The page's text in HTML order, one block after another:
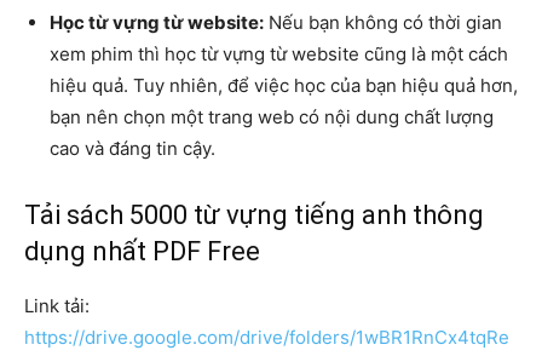
Học từ vựng từ website: Nếu bạn không có thời gian
xem phim thì học từ vựng từ website cũng là một cách
hiệu quả. Tuy nhiên, để việc học của bạn hiệu quả hơn,
bạn nên chọn một trang web có nội dung chất lượng
cao và đáng tin cậy.
Tải sách 5000 từ vựng tiếng anh thông
dụng nhất PDF Free
Link tải:
https://drive.google.com/drive/folders/1wBR1RnCx4tqRe